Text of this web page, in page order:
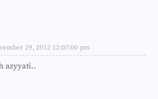
29, 2012 12:07:00 pm
azyyati..